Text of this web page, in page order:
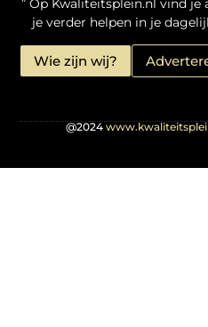
” Op Kwaliteitsplein.nl vind je
je verder helpen in je
Wie zijn wij?
@2024